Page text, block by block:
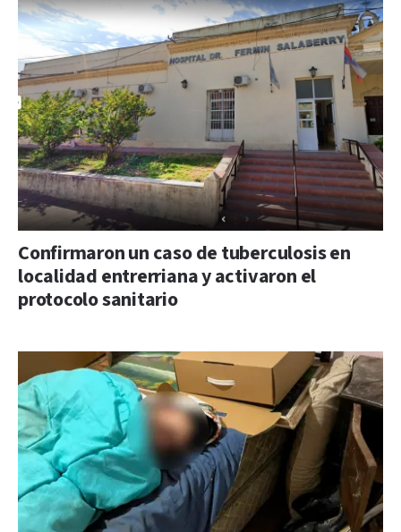
Confirmaron un caso de tuberculosis en
localidad entrerriana y activaron el
protocolo sanitario